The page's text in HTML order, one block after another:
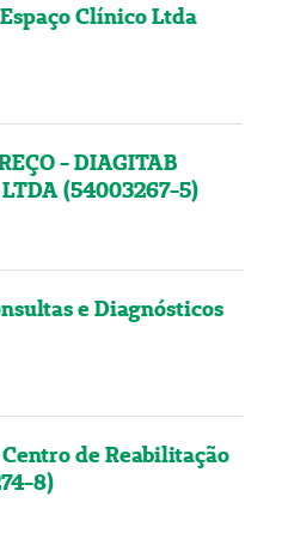
Clínico Ltda
- DIAGITAB
(54003267-5)
e Diagnósticos
de Reabilitação
8)